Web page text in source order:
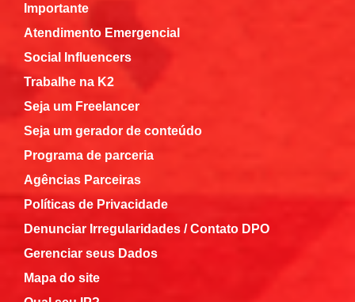
Importante
Atendimento Emergencial
Social Influencers
Trabalhe na K2
Seja um Freelancer
Seja um gerador de conteúdo
Programa de parceria
Agências Parceiras
Políticas de Privacidade
Denunciar Irregularidades / Contato DPO
Gerenciar seus Dados
Mapa do site